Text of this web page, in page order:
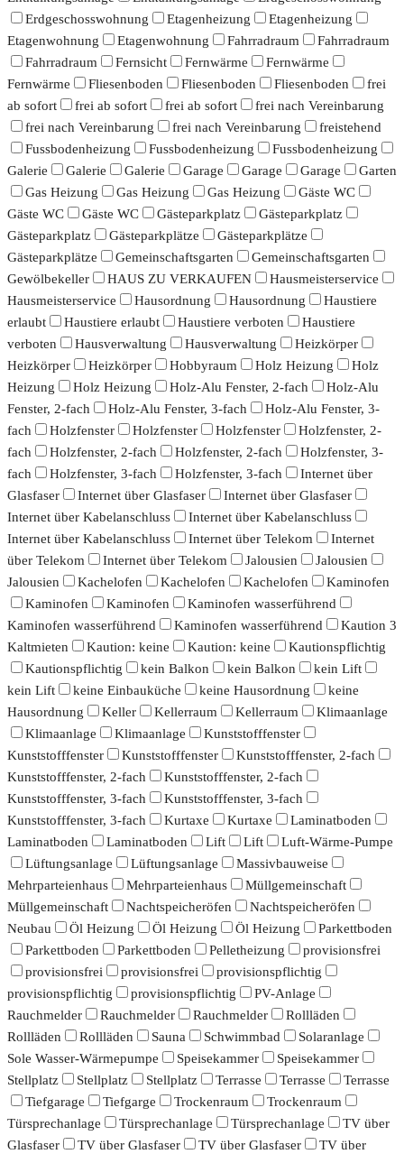
Erdgeschosswohnung
Etagenheizung
Etagenheizung
Etagenwohnung
Etagenwohnung Fahrradraum
Fahrradraum
Fahrradraum
Fernsicht Fernwärme
Fernwärme
Fernwärme
Fliesenboden Fliesenboden Fliesenboden
frei
ab sofort
frei ab sofort frei ab sofort
frei nach Vereinbarung
frei nach Vereinbarung
frei nach Vereinbarung
freistehend
Fussbodenheizung
Fussbodenheizung
Fussbodenheizung
Galerie
Galerie Galerie Garage Garage Garage
Garten
Gas Heizung
Gas Heizung Gas Heizung
Gäste WC
Gäste WC
Gäste WC Gästeparkplatz
Gästeparkplatz
Gästeparkplatz
Gästeparkplätze
Gästeparkplätze
Gästeparkplätze
Gemeinschaftsgarten
Gemeinschaftsgarten
Gewölbekeller
HAUS ZU VERKAUFEN
Hausmeisterservice
Hausmeisterservice
Hausordnung Hausordnung
Haustiere
erlaubt
Haustiere erlaubt Haustiere verboten
Haustiere
verboten
Hausverwaltung Hausverwaltung
Heizkörper
Heizkörper
Heizkörper Hobbyraum Holz Heizung
Holz
Heizung
Holz Heizung Holz-Alu Fenster, 2-fach
Holz-Alu
Fenster, 2-fach
Holz-Alu Fenster, 3-fach
Holz-Alu Fenster, 3-
fach
Holzfenster Holzfenster Holzfenster
Holzfenster, 2-
fach
Holzfenster, 2-fach Holzfenster, 2-fach
Holzfenster, 3-
fach
Holzfenster, 3-fach Holzfenster, 3-fach
Internet über
Glasfaser
Internet über Glasfaser
Internet über Glasfaser
Internet über Kabelanschluss
Internet über Kabelanschluss
Internet über Kabelanschluss
Internet über Telekom
Internet
über Telekom
Internet über Telekom Jalousien
Jalousien
Jalousien
Kachelofen Kachelofen Kachelofen
Kaminofen
Kaminofen
Kaminofen
Kaminofen wasserführend
Kaminofen wasserführend
Kaminofen wasserführend
Kaution 3
Kaltmieten
Kaution: keine Kaution: keine
Kautionspflichtig
Kautionspflichtig
kein Balkon kein Balkon
kein Lift
kein Lift
keine Einbauküche keine Hausordnung
keine
Hausordnung
Keller Kellerraum Kellerraum
Klimaanlage
Klimaanlage
Klimaanlage
Kunststofffenster
Kunststofffenster
Kunststofffenster
Kunststofffenster, 2-fach
Kunststofffenster, 2-fach
Kunststofffenster, 2-fach
Kunststofffenster, 3-fach
Kunststofffenster, 3-fach
Kunststofffenster, 3-fach
Kurtaxe Kurtaxe
Laminatboden
Laminatboden
Laminatboden Lift Lift
Luft-Wärme-Pumpe
Lüftungsanlage
Lüftungsanlage
Massivbauweise
Mehrparteienhaus
Mehrparteienhaus
Müllgemeinschaft
Müllgemeinschaft
Nachtspeicheröfen
Nachtspeicheröfen
Neubau
Öl Heizung Öl Heizung Öl Heizung
Parkettboden
Parkettboden
Parkettboden Pelletheizung
provisionsfrei
provisionsfrei
provisionsfrei
provisionspflichtig
provisionspflichtig
provisionspflichtig
PV-Anlage
Rauchmelder
Rauchmelder Rauchmelder
Rollläden
Rollläden
Rollläden Sauna Schwimmbad
Solaranlage
Sole Wasser-Wärmepumpe
Speisekammer
Speisekammer
Stellplatz
Stellplatz Stellplatz Terrasse Terrasse
Terrasse
Tiefgarage
Tiefgarge Trockenraum
Trockenraum
Türsprechanlage
Türsprechanlage Türsprechanlage
TV über
Glasfaser
TV über Glasfaser TV über Glasfaser
TV über